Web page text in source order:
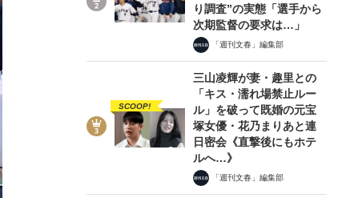
り調査”の実態「選手から
次期監督の要求は…」
「週刊文春」編集部
SCOOP!
三山凌輝が妻・趣里との
「キス・濡れ場禁止ルー
ル」を破って既婚の元宝
塚女優・花乃まりあと連
日密会《直撃後にもホテ
ルへ…》
「週刊文春」編集部